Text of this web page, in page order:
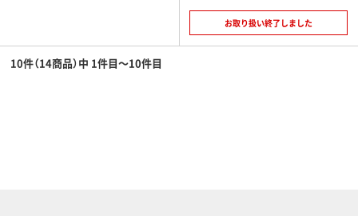
お取り扱い終了しました
10件（14商品）中 1件目～10件目